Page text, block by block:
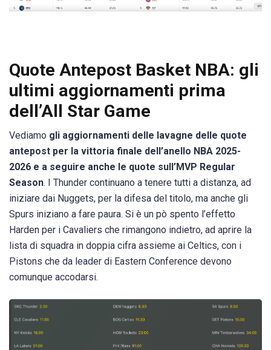
Quote Antepost Basket NBA: gli
ultimi aggiornamenti prima
dell’All Star Game
Vediamo gli aggiornamenti delle lavagne delle quote
antepost per la vittoria finale dell’anello NBA 2025-
2026 e a seguire anche le quote sull’MVP Regular
Season. I Thunder continuano a tenere tutti a distanza, ad
iniziare dai Nuggets, per la difesa del titolo, ma anche gli
Spurs iniziano a fare paura. Si è un pò spento l’effetto
Harden per i Cavaliers che rimangono indietro, ad aprire la
lista di squadra in doppia cifra assieme ai Celtics, con i
Pistons che da leader di Eastern Conference devono
comunque accodarsi.